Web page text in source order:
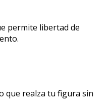
permite libertad de
que realza tu figura sin